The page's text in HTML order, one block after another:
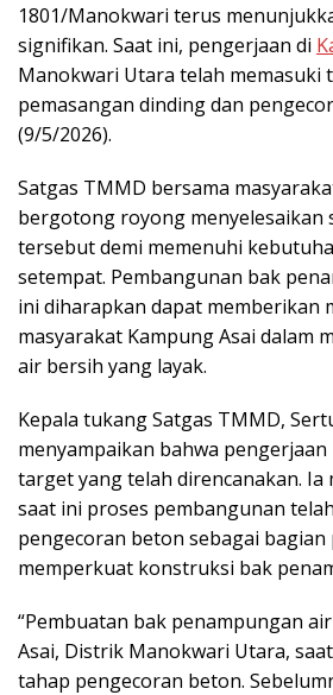
1801/Manokwari terus
signifikan. Saat ini, pengerjaan di
Manokwari Utara telah memasuki
pemasangan dinding dan
(9/5/2026).
Satgas TMMD bersama
bergotong royong menyelesaikan
tersebut demi memenuhi
setempat. Pembangunan bak
ini diharapkan dapat memberikan
masyarakat Kampung Asai dalam
air bersih yang layak.
Kepala tukang Satgas TMMD,
menyampaikan bahwa
target yang telah direncanakan. Ia
saat ini proses pembangunan
pengecoran beton sebagai
memperkuat konstruksi bak
“Pembuatan bak penampungan
Asai, Distrik Manokwari Utara,
tahap pengecoran beton.